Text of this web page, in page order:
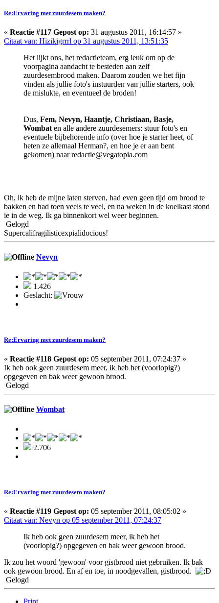
Re:Ervaring met zuurdesem maken?
« Reactie #117 Gepost op: 31 augustus 2011, 16:14:57 »
Citaat van: Hizikigrrrl op 31 augustus 2011, 13:51:35
Het lijkt ons, het redactieteam, erg leuk om op de
voorpagina aandacht te besteden aan zelf
zuurdesembrood maken. Daarom zouden we het fijn
vinden als jullie foto's instuurden van jullie starters, ook
de mislukte, en eventueel de broden!
Dus, Fem, Nevyn, Haantje, Christiaan, Basje,
Wombat en alle andere zuurdesemers: stuur foto's en
eventuele bijbehorende info (over hoe je starter heet, of
heten ze allemaal Herman?, en hoe je er aan bent
gekomen) naar redactie@vegatopia.com
Oh, ik heb de mijne laten sterven, had even geen tijd om brood te
bakken en had toen veels te veel, en na weken in de koelkast stond
ie in de weg. Ik ga binnenkort wel weer beginnen.
Gelogd
Supercalifragilisticexpialidocious!
Nevyn
1.426
Geslacht:
Re:Ervaring met zuurdesem maken?
« Reactie #118 Gepost op: 05 september 2011, 07:24:37 »
Ik heb ook geen zuurdesem meer, ik heb het (voorlopig?)
opgegeven en bak weer gewoon brood.
Gelogd
Wombat
2.706
Re:Ervaring met zuurdesem maken?
« Reactie #119 Gepost op: 05 september 2011, 08:05:02 »
Citaat van: Nevyn op 05 september 2011, 07:24:37
Ik heb ook geen zuurdesem meer, ik heb het
(voorlopig?) opgegeven en bak weer gewoon brood.
Ik zou het woord 'gewoon' voor gistbrood niet gebruiken. Ik bak
ook gewoon brood. En af en toe, in noodgevallen, gistbrood.
Gelogd
Print